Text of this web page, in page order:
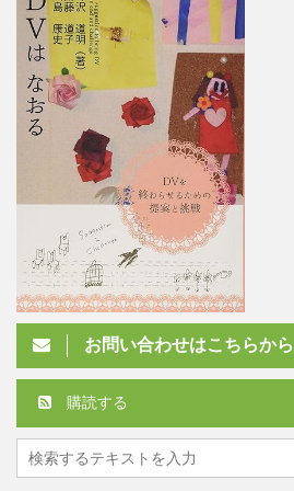
お問い合わせはこちらから
購読する